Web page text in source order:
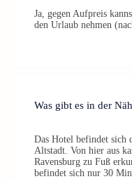
Ja, gegen Aufpreis
den Urlaub nehmen
Was gibt es in der
Das Hotel befindet sich
Altstadt. Von hier aus
Ravensburg zu Fuß
befindet sich nur 30